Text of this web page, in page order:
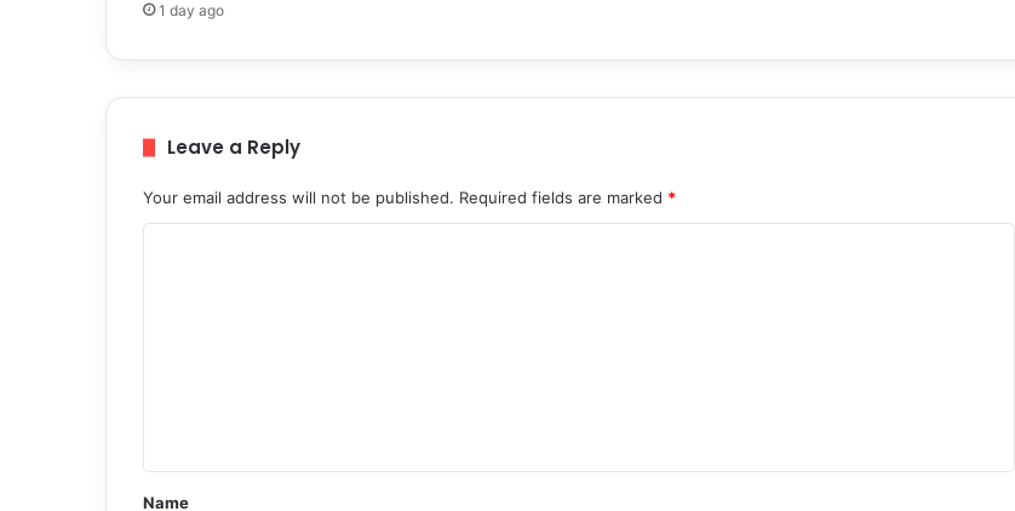
1 day ago
Leave a Reply
Your email address will not be published. Required fields are marked *
*
Name